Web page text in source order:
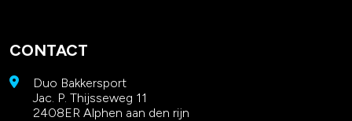
CONTACT
Duo Bakkersport
Jac. P. Thijsseweg 11
2408ER Alphen aan den rijn